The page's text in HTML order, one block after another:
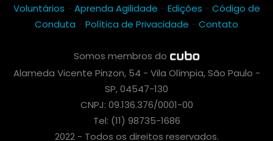
Voluntários - Aprenda Agilidade - Edições - Código de
Conduta - Política de Privacidade - Contato
Somos membros do
Alameda Vicente Pinzon, 54 - Vila Olímpia, São Paulo -
SP, 04547-130
CNPJ: 09.136.376/0001-00
Tel: (11) 98735-1686
2022 - Todos os direitos reservados.